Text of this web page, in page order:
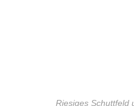
Riesiges Schuttfeld